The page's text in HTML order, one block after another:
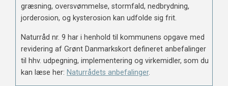
græsning, oversvømmelse, stormfald, nedbrydning,
jorderosion, og kysterosion kan udfolde sig frit.
Naturråd nr. 9 har i henhold til kommunens opgave med
revidering af Grønt Danmarkskort defineret anbefalinger
til hhv. udpegning, implementering og virkemidler, som du
kan læse her: Naturrådets anbefalinger.